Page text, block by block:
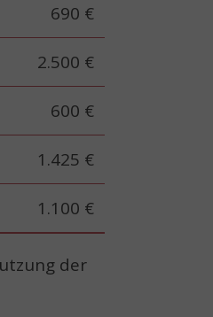
690 €
2.500 €
600 €
1.425 €
1.100 €
der